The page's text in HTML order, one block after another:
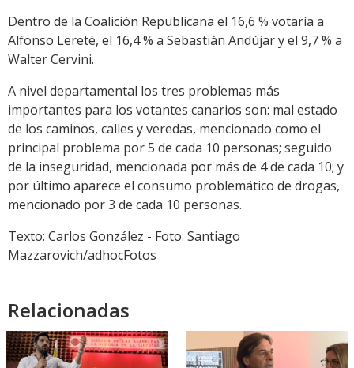
Dentro de la Coalición Republicana el 16,6 % votaría a
Alfonso Lereté, el 16,4 % a Sebastián Andújar y el 9,7 % a
Walter Cervini.
A nivel departamental los tres problemas más
importantes para los votantes canarios son: mal estado
de los caminos, calles y veredas, mencionado como el
principal problema por 5 de cada 10 personas; seguido
de la inseguridad, mencionada por más de 4 de cada 10; y
por último aparece el consumo problemático de drogas,
mencionado por 3 de cada 10 personas.
Texto: Carlos González - Foto: Santiago
Mazzarovich/adhocFotos
Relacionadas